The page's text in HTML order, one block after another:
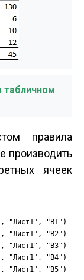
табличном
правила
производить
ячеек
"Лист1", "B1")
"Лист1", "B2")
"Лист1", "B3")
"Лист1", "B4")
"Лист1", "B5")